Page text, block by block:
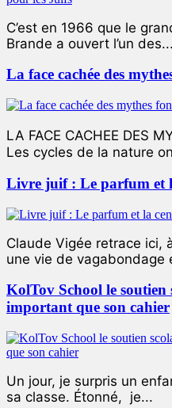
C’est en 1966 que le
Brande a ouvert l’un des...
La face cachée des
LA FACE CACHEE DES
Les cycles de la nature
Livre juif : Le parfum et
Claude Vigée retrace ici,
une vie de vagabondage
KolTov School le soutien
important que son cahier
Un jour, je surpris un
sa classe. Étonné, je...